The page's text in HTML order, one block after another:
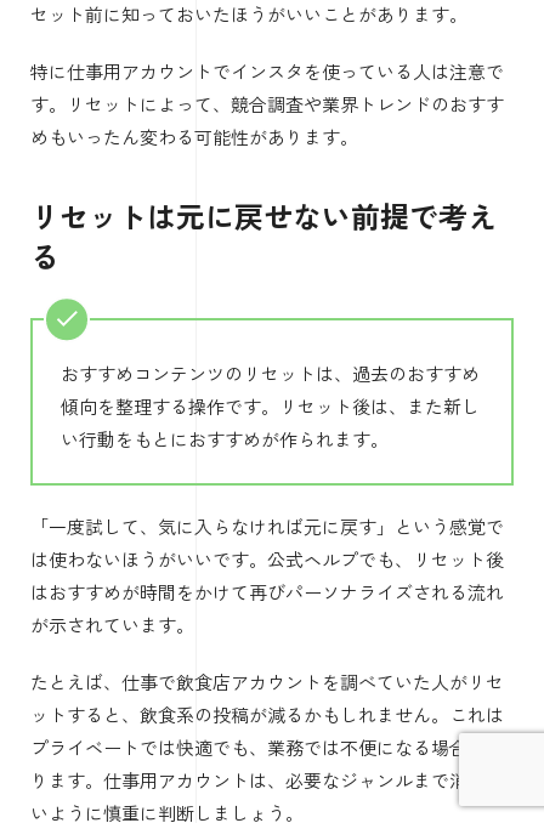
セット前に知っておいたほうがいいことがあります。
特に仕事用アカウントでインスタを使っている人は注意で
す。リセットによって、競合調査や業界トレンドのおすす
めもいったん変わる可能性があります。
リセットは元に戻せない前提で考え
る
おすすめコンテンツのリセットは、過去のおすすめ
傾向を整理する操作です。リセット後は、また新し
い行動をもとにおすすめが作られます。
「一度試して、気に入らなければ元に戻す」という感覚で
は使わないほうがいいです。公式ヘルプでも、リセット後
はおすすめが時間をかけて再びパーソナライズされる流れ
が示されています。
たとえば、仕事で飲食店アカウントを調べていた人がリセ
ットすると、飲食系の投稿が減るかもしれません。これは
プライベートでは快適でも、業務では不便になる場合があ
ります。仕事用アカウントは、必要なジャンルまで消えな
いように慎重に判断しましょう。